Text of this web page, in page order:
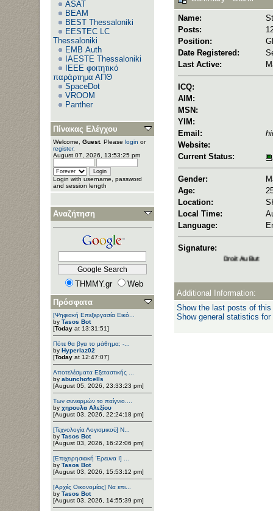
ASAT
BEAM
BEST Thessaloniki
EESTEC LC
Thessaloniki
EΜΒ Auth
IAESTE Thessaloniki
IEEE φοιτητικό
παράρτημα ΑΠΘ
SpaceDot
VROOM
Panther
Πίνακας Ελέγχου
Welcome, Guest. Please login or
register.
August 07, 2026, 13:53:25 pm
Login with username, password
and session length
Αναζήτηση
THMMY.gr
Web
Πρόσφατα
[Ψηφιακή Επεξεργασία Εικό...
by Tasos Bot
[Today at 13:31:51]
Πότε θα βγει το μάθημα; -...
by Hyperlaz02
[Today at 12:47:07]
Αποτελέσματα Εξεταστικής ...
by abunchofcells
[August 05, 2026, 23:33:23 pm]
Των συνειρμών το παίγνιο....
by χηρουλα Αλεξίου
[August 03, 2026, 22:24:18 pm]
[Τεχνολογία Λογισμικού] Ν...
by Tasos Bot
[August 03, 2026, 16:22:06 pm]
[Επιχειρησιακή Έρευνα Ι] ...
by Tasos Bot
[August 03, 2026, 15:53:12 pm]
[Αρχές Οικονομίας] Να επι...
by Tasos Bot
[August 03, 2026, 14:55:39 pm]
Name:
Posts:
Position:
Date Registered:
Last Active:
ICQ:
AIM:
MSN:
YIM:
Email:
Website:
Current Status:
Gender:
Age:
Location:
Local Time:
Language:
Signature:
Droit Au But
Additional Information:
Show the last posts of this
Show general statistics for